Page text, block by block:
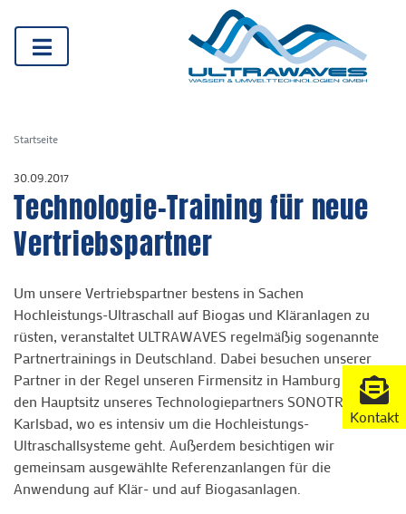
Kontakt
Startseite
30.09.2017
Technologie-Training für neue
Vertriebspartner
Um unsere Vertriebspartner bestens in Sachen
Hochleistungs-Ultraschall auf Biogas und Kläranlagen zu
rüsten, veranstaltet ULTRAWAVES regelmäßig sogenannte
Partnertrainings in Deutschland. Dabei besuchen unserer
Partner in der Regel unseren Firmensitz in Hamburg sowie
den Hauptsitz unseres Technologiepartners SONOTRONIC in
Karlsbad, wo es intensiv um die Hochleistungs-
Ultraschallsysteme geht. Außerdem besichtigen wir
gemeinsam ausgewählte Referenzanlangen für die
Anwendung auf Klär- und auf Biogasanlagen.